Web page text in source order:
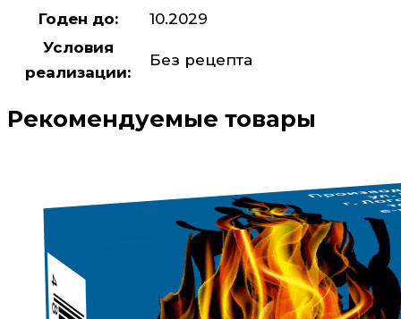
Годен до:
10.2029
Условия
реализации:
Без рецепта
Рекомендуемые товары